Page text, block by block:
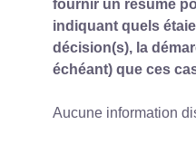
fournir un résumé
indiquant quels
décision(s), la
échéant) que ces
Aucune information